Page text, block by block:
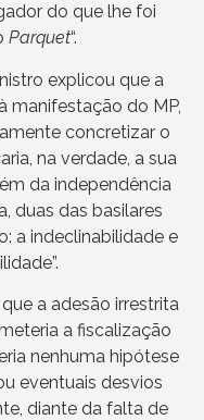
do que lhe foi
Parquet“.
explicou que a
manifestação do MP,
concretizar o
na verdade, a sua
da independência
duas das basilares
a indeclinabilidade e
a adesão irrestrita
a fiscalização
nenhuma hipótese
eventuais desvios
diante da falta de